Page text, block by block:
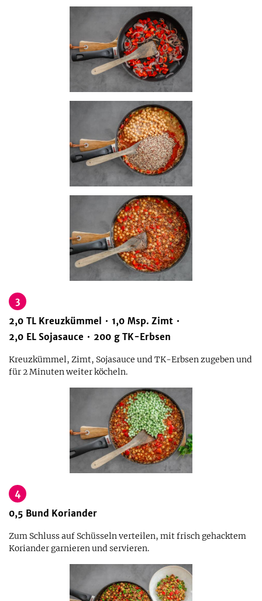
3
2,0 TL Kreuzkümmel 1,0 Msp. Zimt
2,0 EL Sojasauce 200 g TK-Erbsen
Kreuzkümmel, Zimt, Sojasauce und TK-Erbsen zugeben und
für 2 Minuten weiter köcheln.
4
0,5 Bund Koriander
Zum Schluss auf Schüsseln verteilen, mit frisch gehacktem
Koriander garnieren und servieren.